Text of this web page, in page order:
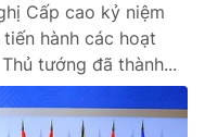
video
thao
Cấp cao kỷ niệm
hành các hoạt
tướng đã thành...